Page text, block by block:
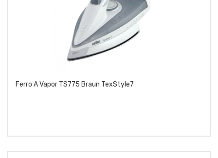
Ferro A Vapor TS775 Braun TexStyle7